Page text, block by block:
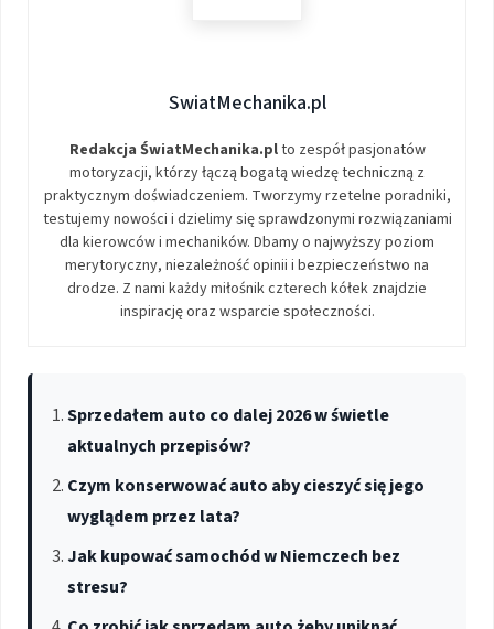
SwiatMechanika.pl
Redakcja ŚwiatMechanika.plto zespół pasjonatów
motoryzacji, którzy łączą bogatą wiedzę techniczną z
praktycznym doświadczeniem. Tworzymy rzetelne poradniki,
testujemy nowości i dzielimy się sprawdzonymi rozwiązaniami
dla kierowców i mechaników. Dbamy o najwyższy poziom
merytoryczny, niezależność opinii i bezpieczeństwo na
drodze. Z nami każdy miłośnik czterech kółek znajdzie
inspirację oraz wsparcie społeczności.
Sprzedałem auto co dalej 2026 w świetle
aktualnych przepisów?
Czym konserwować auto aby cieszyć się jego
wyglądem przez lata?
Jak kupować samochód w Niemczech bez
stresu?